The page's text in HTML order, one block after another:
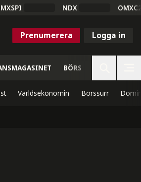
NDX
Prenumerera Logga in
BÖRS
Världsekonomin Börssurr